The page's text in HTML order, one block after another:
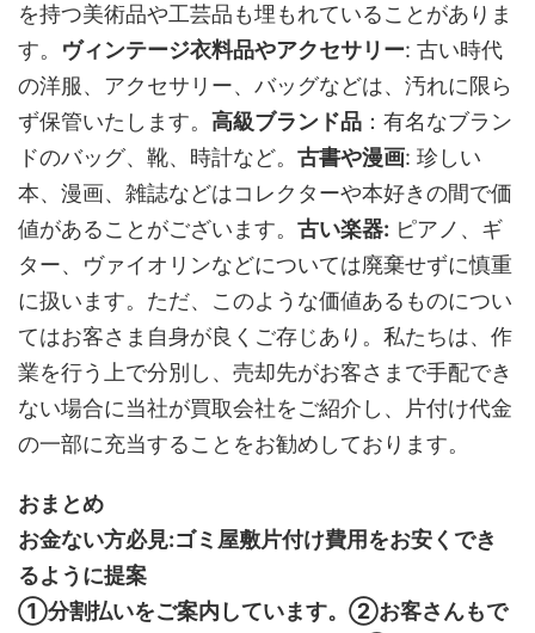
を持つ美術品や工芸品も埋もれていることがありま
す。 ヴィンテージ衣料品やアクセサリー: 古い時代
の洋服、アクセサリー、バッグなどは、汚れに限ら
ず保管いたします。 高級ブランド品 ：有名なブラン
ドのバッグ、靴、時計など。 古書や漫画: 珍しい
本、漫画、雑誌などはコレクターや本好きの間で価
値があることがございます。 古い楽器: ピアノ、ギ
ター、ヴァイオリンなどについては廃棄せずに慎重
に扱います。ただ、このような価値あるものについ
てはお客さま自身が良くご存じあり。私たちは、作
業を行う上で分別し、売却先がお客さまで手配でき
ない場合に当社が買取会社をご紹介し、片付け代金
の一部に充当することをお勧めしております。
おまとめ
お金ない方必見:ゴミ屋敷片付け費用をお安くでき
るように提案
①分割払いをご案内しています。②お客さんもで